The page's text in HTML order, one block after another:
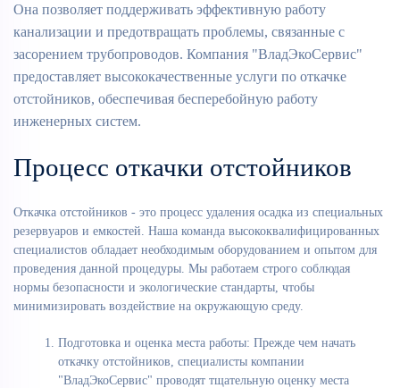
Она позволяет поддерживать эффективную работу
канализации и предотвращать проблемы, связанные с
засорением трубопроводов. Компания "ВладЭкоСервис"
предоставляет высококачественные услуги по откачке
отстойников, обеспечивая бесперебойную работу
инженерных систем.
Процесс откачки отстойников
Откачка отстойников - это процесс удаления осадка из специальных
резервуаров и емкостей. Наша команда высококвалифицированных
специалистов обладает необходимым оборудованием и опытом для
проведения данной процедуры. Мы работаем строго соблюдая
нормы безопасности и экологические стандарты, чтобы
минимизировать воздействие на окружающую среду.
Подготовка и оценка места работы: Прежде чем начать
откачку отстойников, специалисты компании
"ВладЭкоСервис" проводят тщательную оценку места